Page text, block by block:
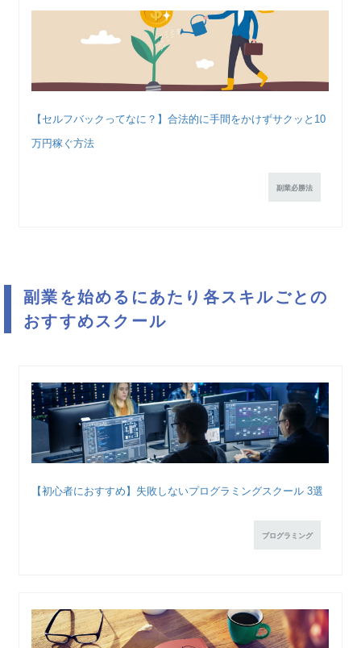
【セルフバックってなに？】合法的に手間をかけずサクッと10
万円稼ぐ方法
副業必勝法
副業を始めるにあたり各スキルごとの
おすすめスクール
【初心者におすすめ】失敗しないプログラミングスクール 3選
プログラミング